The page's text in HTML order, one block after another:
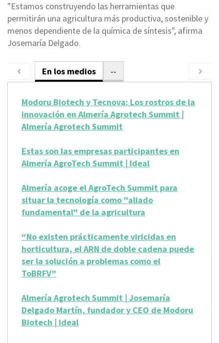
"Estamos construyendo las herramientas que
permitirán una agricultura más productiva, sostenible y
menos dependiente de la química de síntesis", afirma
Josemaría Delgado.
En los medios --
Modoru Biotech y Tecnova: Los rostros de la
innovación en Almería Agrotech Summit |
Almería Agrotech Summit
Estas son las empresas participantes en
Almería AgroTech Summit | Ideal
Almería acoge el AgroTech Summit para
situar la tecnología como "aliado
fundamental" de la agricultura
“No existen prácticamente viricidas en
horticultura, el ARN de doble cadena puede
ser la solución a problemas como el
ToBRFV”
Almería Agrotech Summit | Josemaría
Delgado Martín, fundador y CEO de Modoru
Biotech | Ideal